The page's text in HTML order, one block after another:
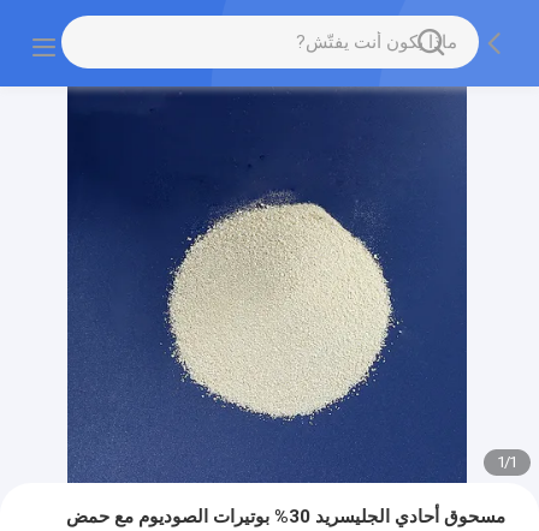
1
/
1
مسحوق أحادي الجليسريد 30% بوتيرات الصوديوم مع حمض